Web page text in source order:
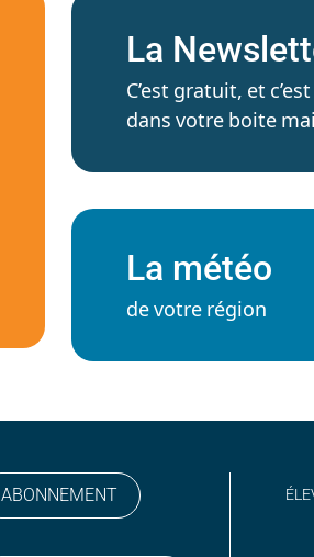
La
C’est gratuit, et
dans votre boite mail
La météo
de votre région
ABONNEMENT